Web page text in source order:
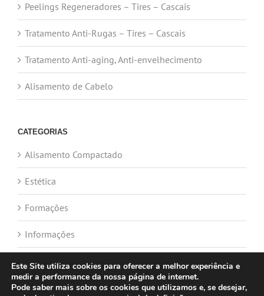
Peelings Regeneradores – Tires – Cascais
Tratamento Anti-Rugas – Tires – Cascais
Tratamento Anti-aging, Anti-envelhecimento
Alisamento de Cabelo
CATEGORIAS
Alisamento Compactado
Estética
Formações
Informações
2026 @ Espaço Catarina - Cabeleireiro & Estética |
POLÍTICA DE
Este Site utiliza cookies para oferecer a melhor experiência e
medir a performance da nossa página de internet.
Pode saber mais sobre os cookies que utilizamos e, se desejar,